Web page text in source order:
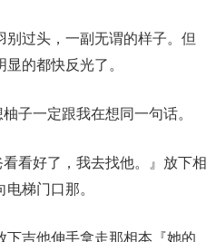
别过头，一副无谓的样子。但
的都快反光了。
子一定跟我在想同一句话。
看看好了，我去找他。』放下相
梯门口那。
吉他伸手拿走那相本『她的